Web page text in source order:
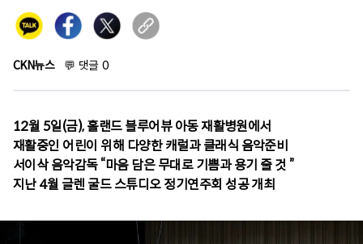
CKN뉴스 💬 댓글 0
12월 5일(금), 홀랜드 블루어뷰 아동 재활병원에서
재활중인 어린이 위해 다양한 캐럴과 클래식 음악준비
서이삭 음악감독 “마음 담은 무대로 기쁨과 용기 줄 것 ”
지난 4월 글렌 굴드 스튜디오 정기연주회 성공 개최